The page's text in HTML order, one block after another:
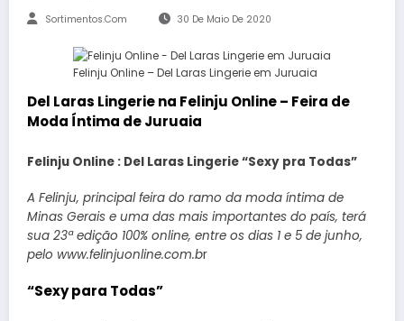
Sortimentos.com 30 De Maio De 2020
Felinju Online – Del Laras Lingerie em Juruaia
Del Laras Lingerie na Felinju Online – Feira de
Moda Íntima de Juruaia
Felinju Online : Del Laras Lingerie “Sexy pra Todas”
A Felinju, principal feira do ramo da moda íntima de
Minas Gerais e uma das mais importantes do país, terá
sua 23ª edição 100% online, entre os dias 1 e 5 de junho,
pelo www.felinjuonline.com.br
“Sexy para Todas”